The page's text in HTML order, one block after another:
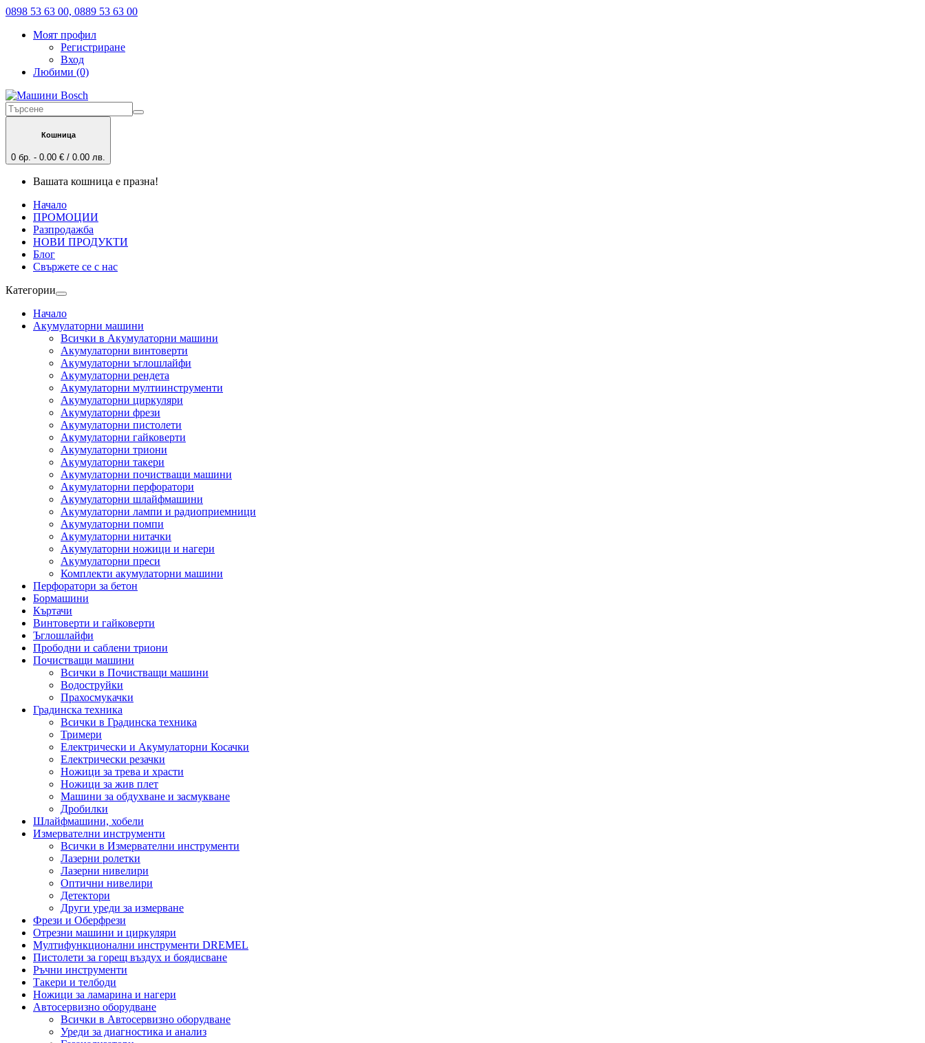
0898 53 63 00, 0889 53 63 00
Моят профил
Регистриране
Вход
Любими (0)
Кошница
0 бр. - 0.00 € / 0.00 лв.
Вашата кошница е празна!
Начало
ПРОМОЦИИ
Разпродажба
НОВИ ПРОДУКТИ
Блог
Свържете се с нас
Категории
Начало
Акумулаторни машини
Всички в Акумулаторни машини
Акумулаторни винтоверти
Акумулаторни ъглошлайфи
Акумулаторни рендета
Акумулаторни мултиинструменти
Акумулаторни циркуляри
Акумулаторни фрези
Акумулаторни пистолети
Акумулаторни гайковерти
Акумулаторни триони
Акумулаторни такери
Акумулаторни почистващи машини
Акумулаторни перфоратори
Акумулаторни шлайфмашини
Акумулаторни лампи и радиоприемници
Акумулаторни помпи
Акумулаторни нитачки
Акумулаторни ножици и нагери
Акумулаторни преси
Комплекти акумулаторни машини
Перфоратори за бетон
Бормашини
Къртачи
Винтоверти и гайковерти
Ъглошлайфи
Прободни и саблени триони
Почистващи машини
Всички в Почистващи машини
Водоструйки
Прахосмукачки
Градинска техника
Всички в Градинска техника
Тримери
Електрически и Акумулаторни Косачки
Електрически резачки
Ножици за трева и храсти
Ножици за жив плет
Машини за обдухване и засмукване
Дробилки
Шлайфмашини, хобели
Измервателни инструменти
Всички в Измервателни инструменти
Лазерни ролетки
Лазерни нивелири
Оптични нивелири
Детектори
Други уреди за измерване
Фрези и Оберфрези
Отрезни машини и циркуляри
Мултифункционални инструменти DREMEL
Пистолети за горещ въздух и боядисване
Ръчни инструменти
Такери и телбоди
Ножици за ламарина и нагери
Автосервизно оборудване
Всички в Автосервизно оборудване
Уреди за диагностика и анализ